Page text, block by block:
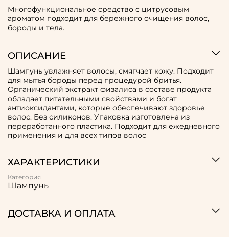
Многофункциональное средство c цитрусовым
ароматом подходит для бережного очищения волос,
бороды и тела.
ОПИСАНИЕ
Шампунь увлажняет волосы, смягчает кожу. Подходит
для мытья бороды перед процедурой бритья.
Органический экстракт физалиса в составе продукта
обладает питательными свойствами и богат
антиоксидантами, которые обеспечивают здоровье
волос. Без силиконов. Упаковка изготовлена из
переработанного пластика. Подходит для ежедневного
применения и для всех типов волос
ХАРАКТЕРИСТИКИ
Категория
Шампунь
ДОСТАВКА И ОПЛАТА